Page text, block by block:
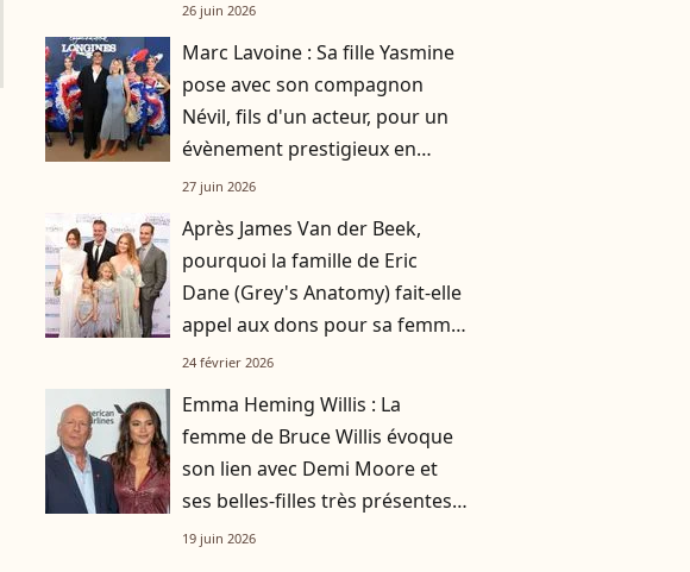
26 juin 2026
Marc Lavoine : Sa fille Yasmine
pose avec son compagnon
Névil, fils d'un acteur, pour un
évènement prestigieux en
famille
27 juin 2026
Après James Van der Beek,
pourquoi la famille de Eric
Dane (Grey's Anatomy) fait-elle
appel aux dons pour sa femme
et ses filles ?
24 février 2026
Emma Heming Willis : La
femme de Bruce Willis évoque
son lien avec Demi Moore et
ses belles-filles très présentes
dans le quotidien de l’acteur
19 juin 2026